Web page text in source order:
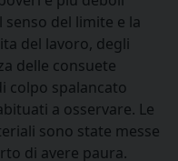
del limite e la
del lavoro, degli
delle consuete
colpo spalancato
a osservare. Le
sono state messe
di avere paura.